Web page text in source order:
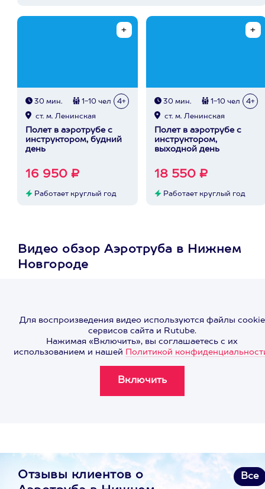
30 мин. 1-10 чел 4+
ст. м. Ленинская
Полет в аэротрубе с
инструктором, будний
день
16 950 ₽
Работает круглый год
30 мин. 1-10 чел 4+
ст. м. Ленинская
Полет в аэротрубе с
инструктором,
выходной день
18 550 ₽
Работает круглый год
Видео обзор Аэротруба в Нижнем
Новгороде
Для воспроизведения видео используются файлы cookie
сервисов сайта и Rutube.
Нажимая «Включить», вы соглашаетесь с их
использованием и нашей Политикой
Отзывы клиентов о
Все